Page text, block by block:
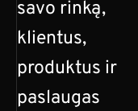
savo rinką,
klientus,
produktus ir
paslaugas